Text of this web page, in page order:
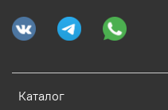
Каталог